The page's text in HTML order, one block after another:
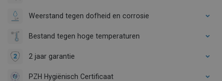
Weerstand tegen dofheid en corrosie
Bestand tegen hoge temperaturen
2 jaar garantie
PZH Hygiënisch Certificaat